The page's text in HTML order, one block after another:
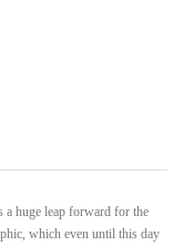
a huge leap forward for the
which even until this day